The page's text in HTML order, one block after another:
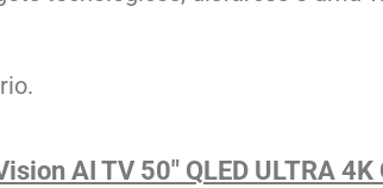
AI TV 50" QLED ULTRA 4K